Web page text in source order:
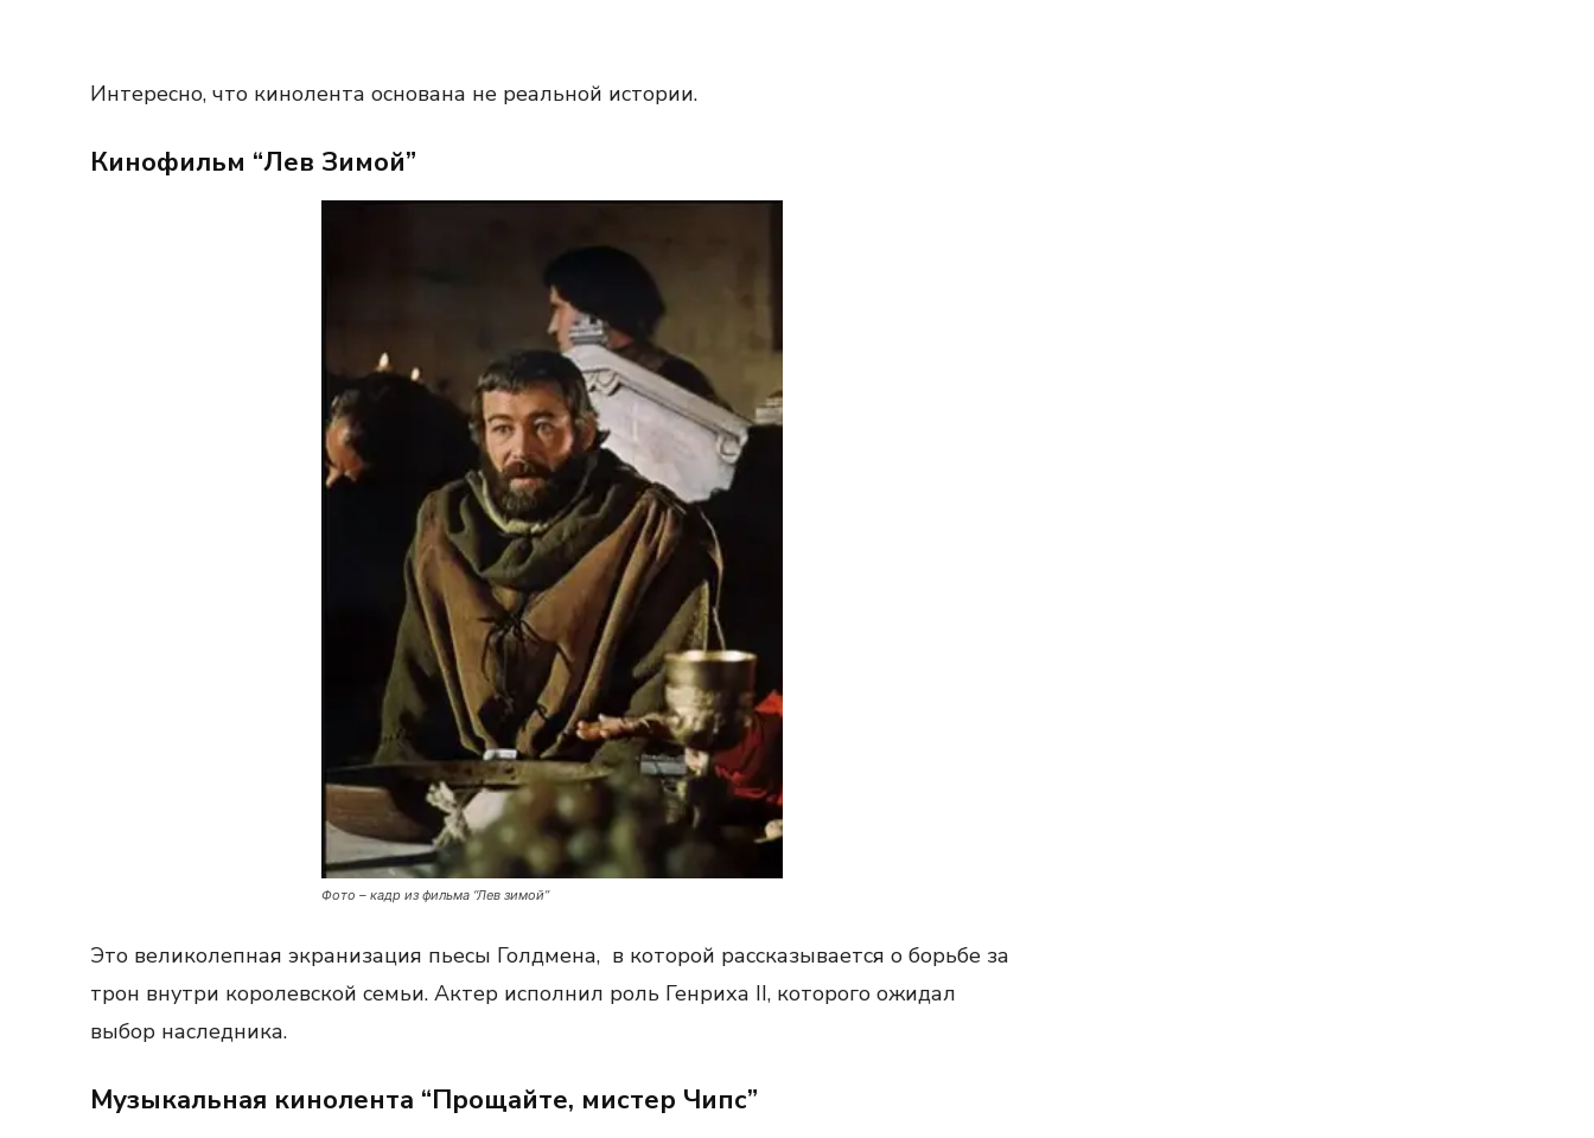
Интересно, что кинолента основана не реальной истории.
Кинофильм “Лев Зимой”
Фото – кадр из фильма “Лев зимой”
Это великолепная экранизация пьесы Голдмена, в которой рассказывается о борьбе за
трон внутри королевской семьи. Актер исполнил роль Генриха II, которого ожидал
выбор наследника.
Музыкальная кинолента “Прощайте, мистер Чипс”